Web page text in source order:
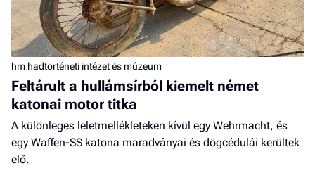
hm hadtörténeti intézet és múzeum
Feltárult a hullámsírból kiemelt német
katonai motor titka
A különleges leletmellékleteken kívül egy Wehrmacht, és
egy Waffen-SS katona maradványai és dögcédulái kerültek
elő.